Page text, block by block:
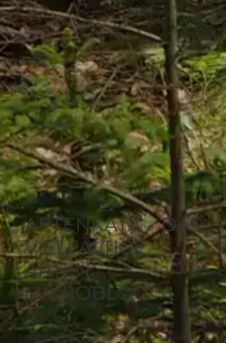
ARTENKATA - DAS
VIELFÄLTIGE
ARTEN
MIKROBLOG
Auf meinen Spaziergängen und
Wanderungen stolpere ich begeistert